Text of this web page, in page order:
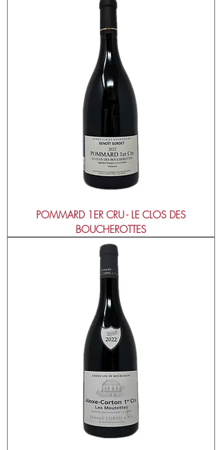
POMMARD 1ER CRU - LE CLOS DES
BOUCHEROTTES